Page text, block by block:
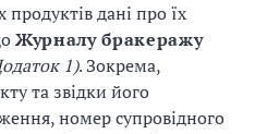
дані про їх
Журналубракеражу
1). Зокрема,
та звідки його
номер супровідного